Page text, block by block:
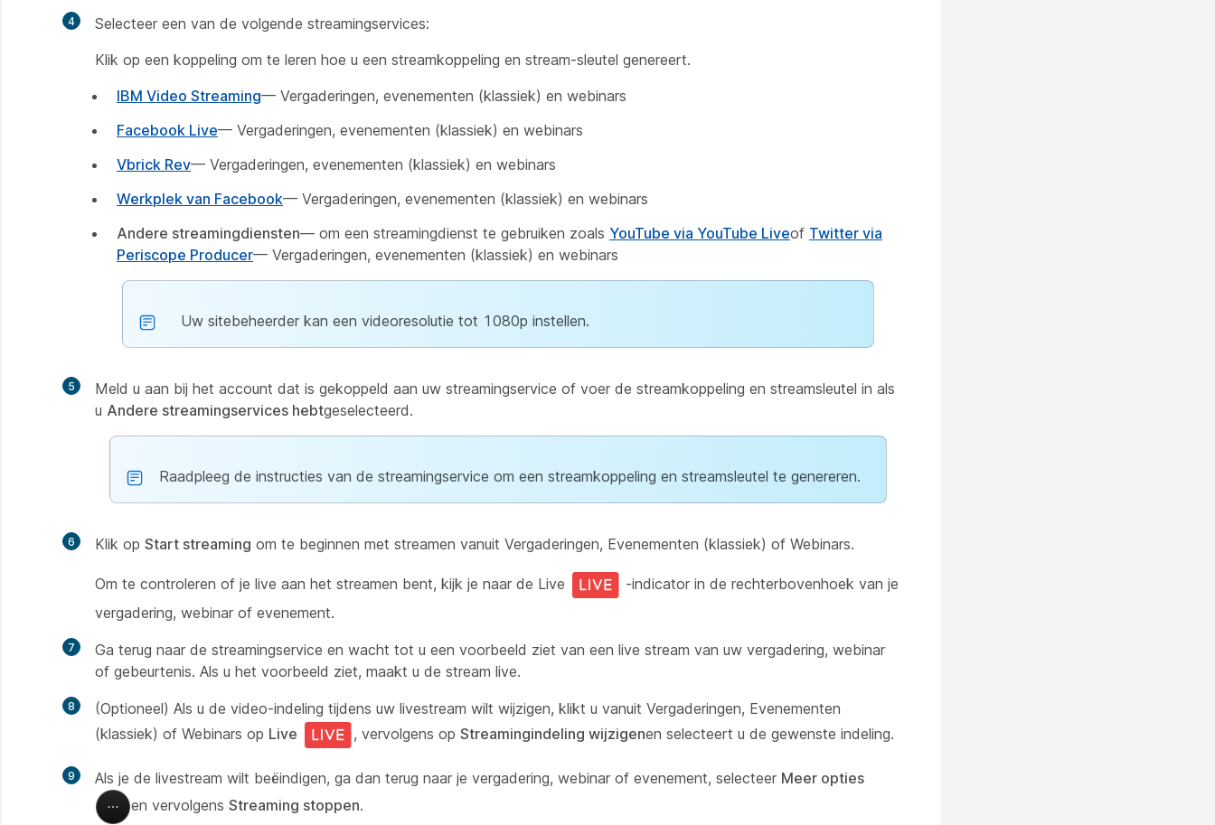
4
Selecteer een van de volgende streamingservices:
Klik op een koppeling om te leren hoe u een streamkoppeling en stream-sleutel genereert.
IBM Video Streaming— Vergaderingen, evenementen (klassiek) en webinars
Facebook Live— Vergaderingen, evenementen (klassiek) en webinars
Vbrick Rev— Vergaderingen, evenementen (klassiek) en webinars
Werkplek van Facebook— Vergaderingen, evenementen (klassiek) en webinars
Andere streamingdiensten— om een streamingdienst te gebruiken zoals YouTube via YouTube Liveof Twitter via
Periscope Producer— Vergaderingen, evenementen (klassiek) en webinars
Uw sitebeheerder kan een videoresolutie tot 1080p instellen.
5
Meld u aan bij het account dat is gekoppeld aan uw streamingservice of voer de streamkoppeling en streamsleutel in als
u Andere streamingservices hebtgeselecteerd.
Raadpleeg de instructies van de streamingservice om een streamkoppeling en streamsleutel te genereren.
6 Klik op Start streaming om te beginnen met streamen vanuit Vergaderingen, Evenementen (klassiek) of Webinars.
Om te controleren of je live aan het streamen bent, kijk je naar de Live
-indicator in de rechterbovenhoek van je
vergadering, webinar of evenement.
7
Ga terug naar de streamingservice en wacht tot u een voorbeeld ziet van een live stream van uw vergadering, webinar
of gebeurtenis. Als u het voorbeeld ziet, maakt u de stream live.
8
(Optioneel) Als u de video-indeling tijdens uw livestream wilt wijzigen, klikt u vanuit Vergaderingen, Evenementen
(klassiek) of Webinars op Live , vervolgens op Streamingindeling wijzigenen selecteert u de gewenste indeling.
9 Als je de livestream wilt beëindigen, ga dan terug naar je vergadering, webinar of evenement, selecteer Meer opties
en vervolgens Streaming stoppen.